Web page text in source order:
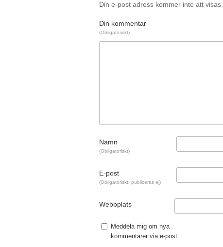
Din e-post adress kommer inte att visas.
Din kommentar
(Obligatoriskt)
Namn
(Obligatoriskt)
E-post
(Obligatoriskt, publiceras ej)
Webbplats
Meddela mig om nya
kommentarer via e-post.